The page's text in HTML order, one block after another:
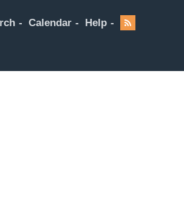
Calendar Help